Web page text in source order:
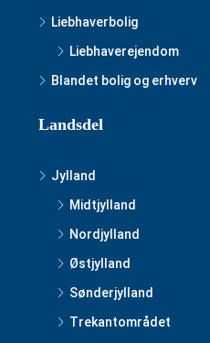
Liebhaverbolig
Liebhaverejendom
Blandet bolig og erhverv
Landsdel
Jylland
Midtjylland
Nordjylland
Østjylland
Sønderjylland
Trekantområdet